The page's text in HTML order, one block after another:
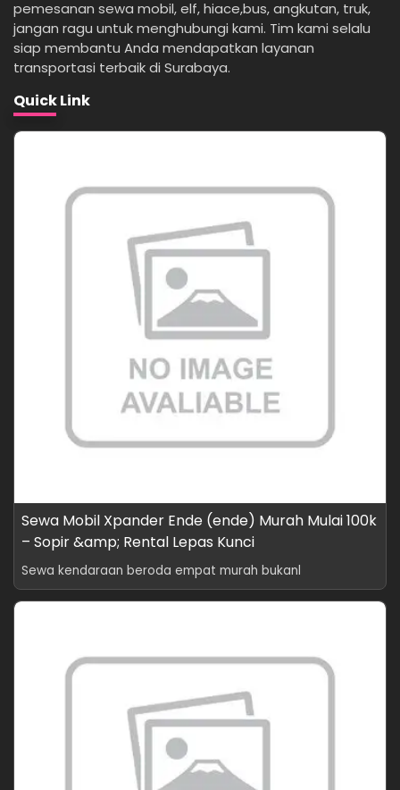
pemesanan sewa mobil, elf, hiace,bus, angkutan, truk,
jangan ragu untuk menghubungi kami. Tim kami selalu
siap membantu Anda mendapatkan layanan
transportasi terbaik di Surabaya.
Quick Link
Sewa Mobil Xpander Ende (ende) Murah Mulai 100k
– Sopir &amp; Rental Lepas Kunci
Sewa kendaraan beroda empat murah bukanl